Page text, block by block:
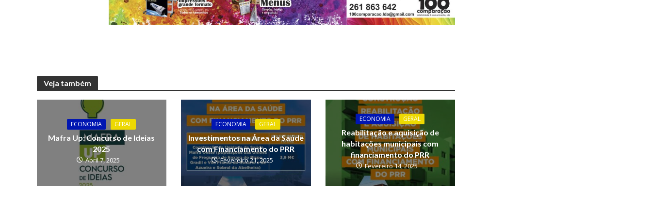
Veja também
ECONOMIA GERAL
Mafra Up: Concurso de Ideias
2025
Abril 7, 2025
ECONOMIA GERAL
Investimentos na Área da Saúde
com Financiamento do PRR
Fevereiro 21, 2025
ECONOMIA GERAL
Reabilitação e aquisição de
habitações municipais com
financiamento do PRR
Fevereiro 14, 2025